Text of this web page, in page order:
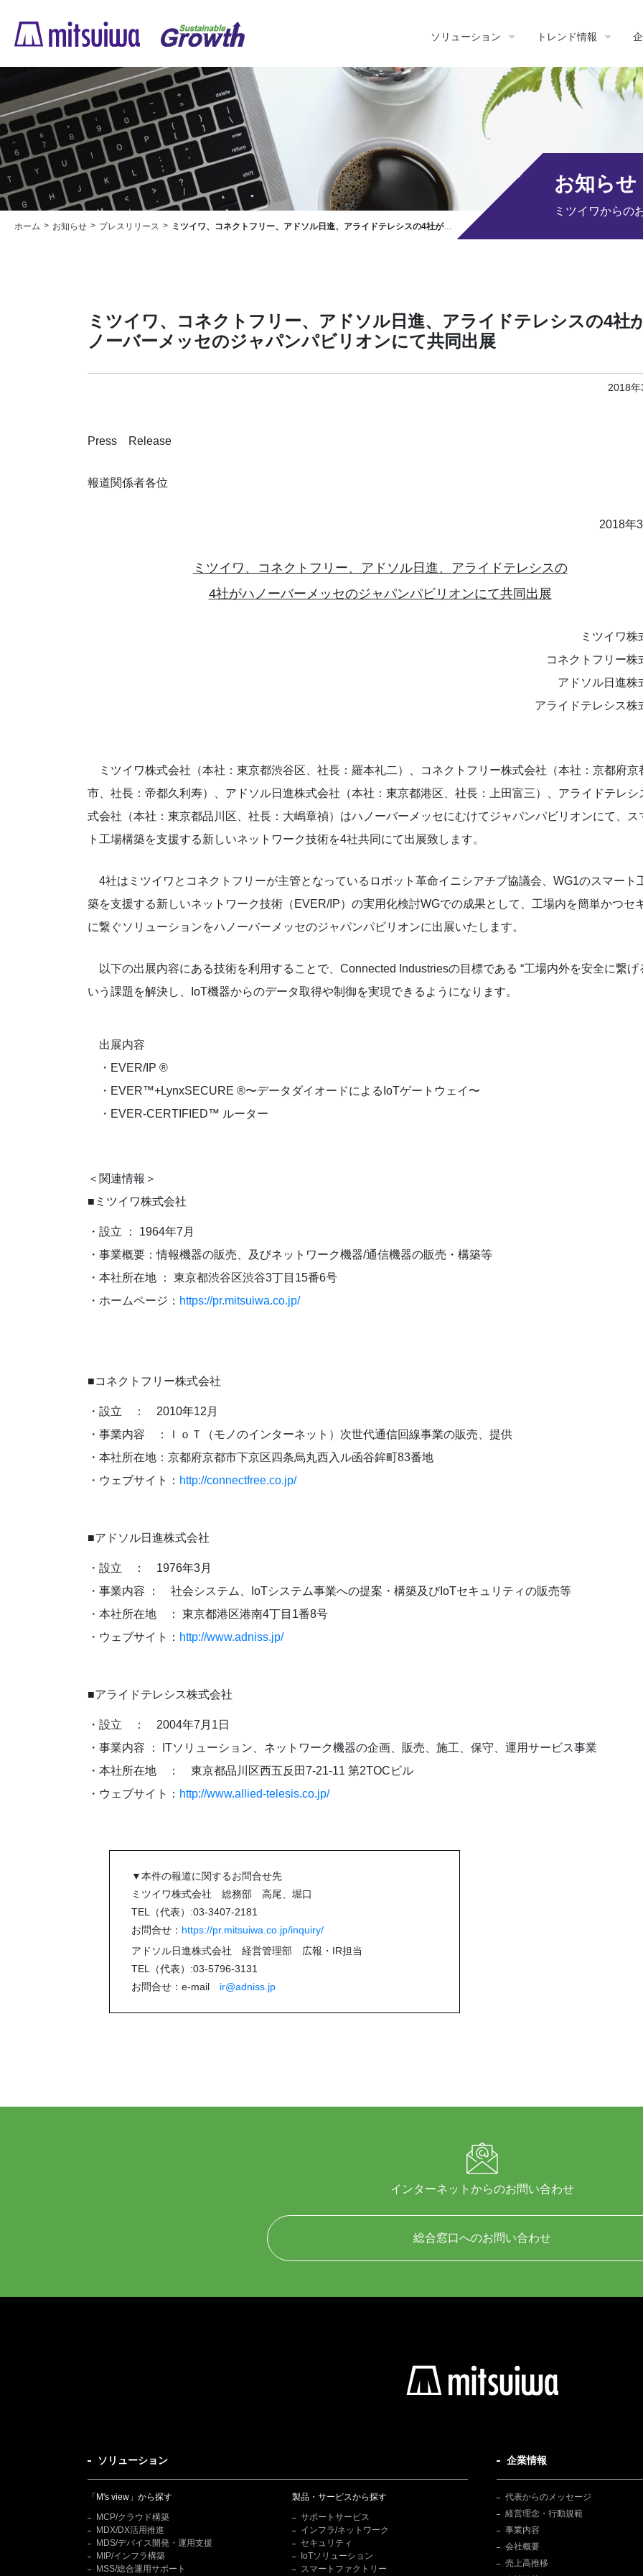
ソリューション トレンド情報
ホーム お知らせ プレスリリース ミツイワ、コネクトフリー、アドソル日進、アライドテレシスの4社がハノーバーメッセのジャパンパビリオンにて共同出展
お知らせ
ミツイワからの
ミツイワ、コネクトフリー、アドソル日進、アライドテレシスの4社
ノーバーメッセのジャパンパビリオンにて共同出展
2018
Press Release
報道関係者各位
2018年
ミツイワ、コネクトフリー、アドソル日進、アライドテレシスの
4社がハノーバーメッセのジャパンパビリオンにて共同出展
ミツイワ株
コネクトフリー株
アドソル日進株
アライドテレシス株
ミツイワ株式会社（本社：東京都渋谷区、社長：羅本礼二）、コネクトフリー株式会社（本社：京都府京
市、社長：帝都久利寿）、アドソル日進株式会社（本社：東京都港区、社長：上田富三）、アライドテレシ
式会社（本社：東京都品川区、社長：大嶋章禎）はハノーバーメッセにむけてジャパンパビリオンにて、ス
ト工場構築を支援する新しいネットワーク技術を4社共同にて出展致します。
4社はミツイワとコネクトフリーが主管となっているロボット革命イニシアチブ協議会、WG1のスマート
築を支援する新しいネットワーク技術（EVER/IP）の実用化検討WGでの成果として、工場内を簡単かつセ
に繋ぐソリューションをハノーバーメッセのジャパンパビリオンに出展いたします。
以下の出展内容にある技術を利用することで、Connected Industriesの目標である “工場内外を安全に繋げ
いう課題を解決し、IoT機器からのデータ取得や制御を実現できるようになります。
出展内容
・EVER/IP ®
・EVER™+LynxSECURE ®〜データダイオードによるIoTゲートウェイ〜
・EVER-CERTIFIED™ ルーター
＜関連情報＞
■ミツイワ株式会社
・設立 ： 1964年7月
・事業概要：情報機器の販売、及びネットワーク機器/通信機器の販売・構築等
・本社所在地 ： 東京都渋谷区渋谷3丁目15番6号
・ホームページ： https://pr.mitsuiwa.co.jp/
■コネクトフリー株式会社
・設立 ： 2010年12月
・事業内容 ：ＩｏＴ（モノのインターネット）次世代通信回線事業の販売、提供
・本社所在地：京都府京都市下京区四条烏丸西入ル函谷鉾町83番地
・ウェブサイト： http://connectfree.co.jp/
■アドソル日進株式会社
・設立 ： 1976年3月
・事業内容 ： 社会システム、IoTシステム事業への提案・構築及びIoTセキュリティの販売等
・本社所在地 ： 東京都港区港南4丁目1番8号
・ウェブサイト： http://www.adniss.jp/
■アライドテレシス株式会社
・設立 ： 2004年7月1日
・事業内容 ： ITソリューション、ネットワーク機器の企画、販売、施工、保守、運用サービス事業
・本社所在地 ： 東京都品川区西五反田7-21-11 第2TOCビル
・ウェブサイト： http://www.allied-telesis.co.jp/
▼本件の報道に関するお問合せ先
ミツイワ株式会社 総務部 高尾、堀口
TEL（代表）:03-3407-2181
お問合せ： https://pr.mitsuiwa.co.jp/inquiry/
アドソル日進株式会社 経営管理部 広報・IR担当
TEL（代表）:03-5796-3131
お問合せ：e-mail ir@adniss.jp
インターネットからのお問い合わせ
総合窓口へのお問い合わせ
ソリューション
「M's view」から探す
MCP/クラウド構築
MDX/DX活用推進
MDS/デバイス開発・運用支援
MIP/インフラ構築
MSS/総合運用サポート
製品・サービスから探す
サポートサービス
インフラ/ネットワーク
セキュリティ
IoTソリューション
スマートファクトリー
企業情報
代表からのメッセージ
経営理念・行動規範
事業内容
会社概要
売上高推移